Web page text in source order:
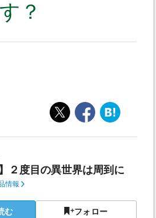
？
２度目の異世界は周到に
情報
む フォロー